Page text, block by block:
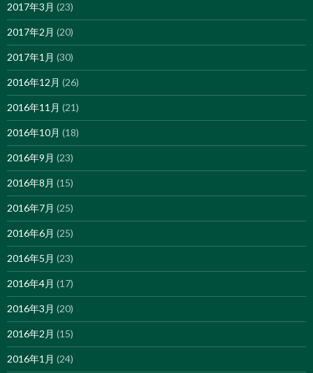
2017年3月 (23)
2017年2月 (20)
2017年1月 (30)
2016年12月 (26)
2016年11月 (21)
2016年10月 (18)
2016年9月 (23)
2016年8月 (15)
2016年7月 (25)
2016年6月 (25)
2016年5月 (23)
2016年4月 (17)
2016年3月 (20)
2016年2月 (15)
2016年1月 (24)